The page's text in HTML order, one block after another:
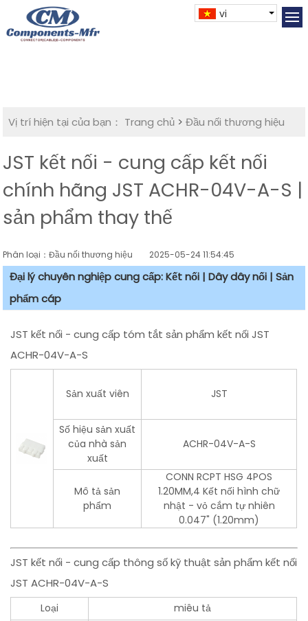
vi
Vị trí hiện tại của bạn： Trang chủ >Đầu nối thương hiệu
JST kết nối - cung cấp kết nối
chính hãng JST ACHR-04V-A-S |
sản phẩm thay thế
Phân loại：Đầu nối thương hiệu 2025-05-24 11:54:45
Đại lý chuyên nghiệp cung cấp: Kết nối | Dây dây nối | Sản
phẩm cáp
JST kết nối - cung cấp tóm tắt sản phẩm kết nối JST
ACHR-04V-A-S
Sản xuất viên JST
Số hiệu sản xuất
của nhà sản
xuất
ACHR-04V-A-S
Mô tả sản
phẩm
CONN RCPT HSG 4POS
1.20MM,4 Kết nối hình chữ
nhật - vỏ cắm tự nhiên
0.047" (1.20mm)
JST kết nối - cung cấp thông số kỹ thuật sản phẩm kết nối
JST ACHR-04V-A-S
Loại miêu tả